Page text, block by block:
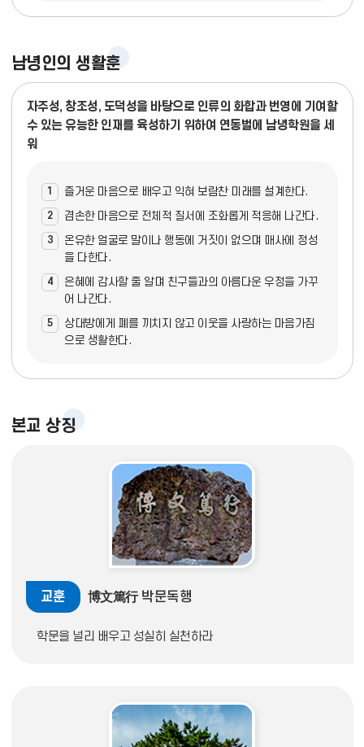
남녕인의 생활훈
자주성, 창조성, 도덕성을 바탕으로 인류의 화합과 번영에 기여할
수 있는 유능한 인재를 육성하기 위하여 연동벌에 남녕학원을 세
워
1 즐거운 마음으로 배우고 익혀 보람찬 미래를 설계한다.
2 겸손한 마음으로 전체적 질서에 조화롭게 적응해 나간다.
3
온유한 얼굴로 말이나 행동에 거짓이 없으며 매사에 정성
을 다한다.
4
은혜에 감사할 줄 알며 친구들과의 아름다운 우정을 가꾸
어 나간다.
5
상대방에게 폐를 끼치지 않고 이웃을 사랑하는 마음가짐
으로 생활한다.
본교 상징
교훈 博文篤行 박문독행
학문을 널리 배우고 성실히 실천하라